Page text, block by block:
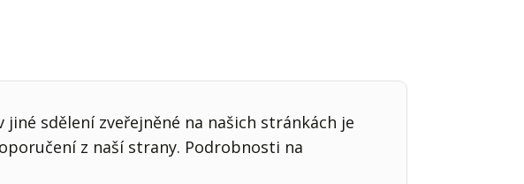
sdělení zveřejněné na našich stránkách je
z naší strany. Podrobnosti na